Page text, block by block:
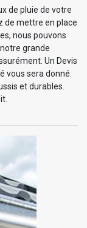
de pluie de votre
de mettre en place
nous pouvons
grande
Un Devis
vous sera donné.
et durables.